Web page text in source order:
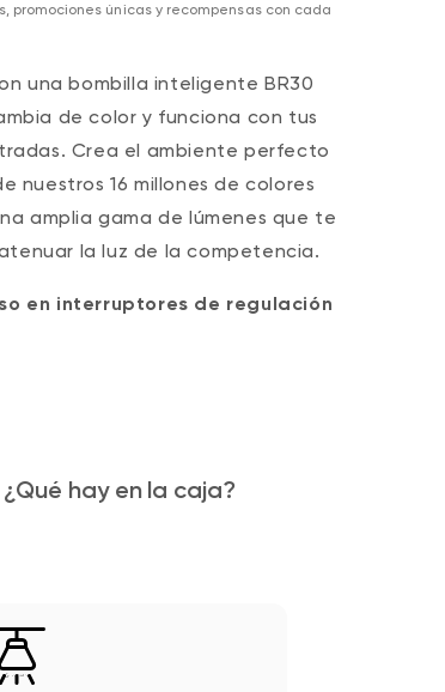
promociones únicas y recompensas con cada
una bombilla inteligente BR30
de color y funciona con tus
Crea el ambiente perfecto
nuestros 16 millones de colores
amplia gama de lúmenes que te
la luz de la competencia.
en interruptores de regulación
¿Qué hay en la caja?